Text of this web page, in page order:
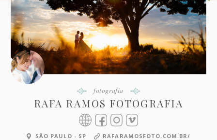
fotografia
RAFA RAMOS FOTOGRAFIA
SÃO PAULO - SP RAFARAMOSFOTO.COM.BR/